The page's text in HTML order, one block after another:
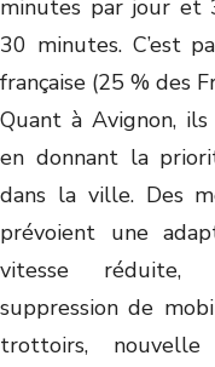
minutes par jour et
30 minutes. C’est
française (25 % des
Quant à Avignon,
en donnant la
dans la ville. Des
prévoient une
vitesse réduite,
suppression de
trottoirs, nouvelle